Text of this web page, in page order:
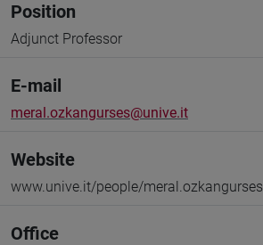
Position
Adjunct Professor
E-mail
meral.ozkangurses@unive.it
Website
www.unive.it/people/meral.ozkangurses
Office